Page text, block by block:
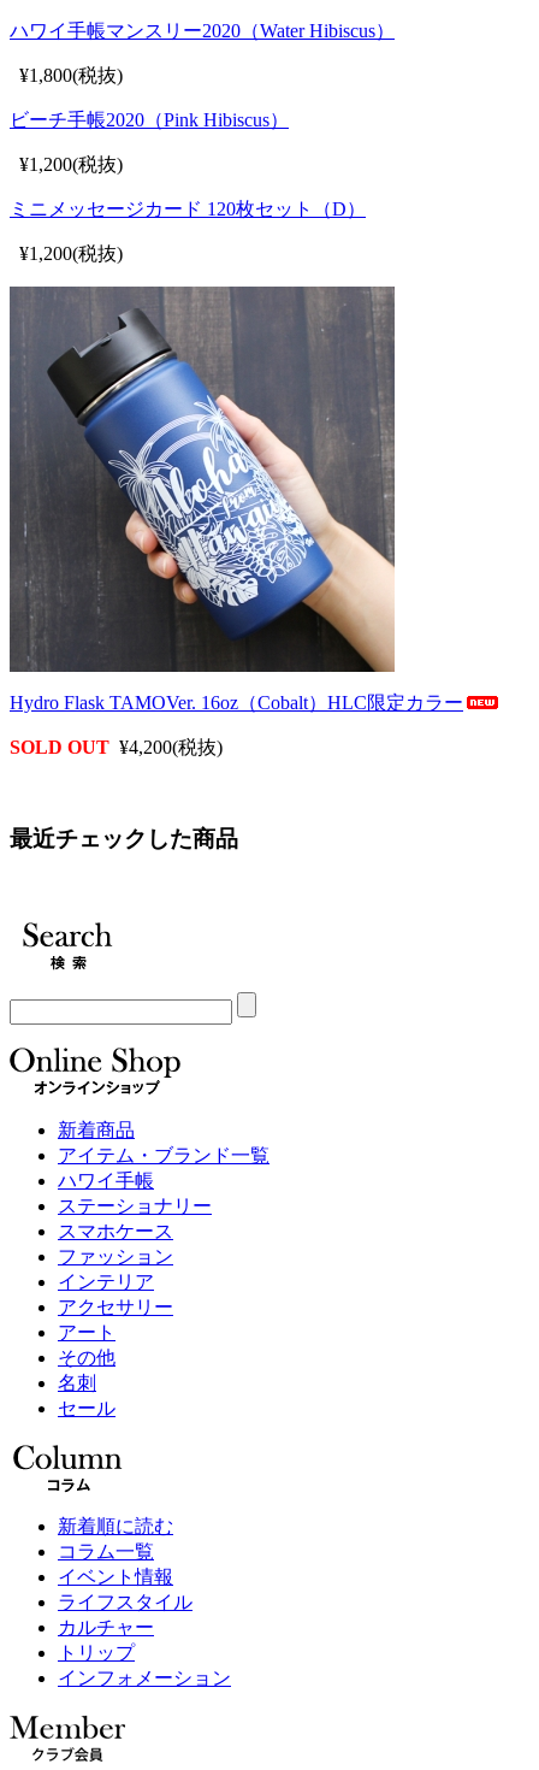
ハワイ手帳マンスリー2020（Water Hibiscus）
¥1,800(税抜)
ビーチ手帳2020（Pink Hibiscus）
¥1,200(税抜)
ミニメッセージカード 120枚セット（D）
¥1,200(税抜)
Hydro Flask TAMOVer. 16oz（Cobalt）HLC限定カラー
SOLD OUT ¥4,200(税抜)
最近チェックした商品
新着商品
アイテム・ブランド一覧
ハワイ手帳
ステーショナリー
スマホケース
ファッション
インテリア
アクセサリー
アート
その他
名刺
セール
新着順に読む
コラム一覧
イベント情報
ライフスタイル
カルチャー
トリップ
インフォメーション